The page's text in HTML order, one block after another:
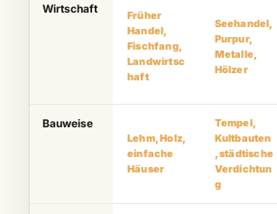
Wirtschaft
Früher
Handel,
Fischfang,
Landwirtsc
haft
Seehandel,
Purpur,
Metalle,
Hölzer
Bauweise
Lehm, Holz,
einfache
Häuser
Tempel,
Kultbauten
, städtische
Verdichtun
g